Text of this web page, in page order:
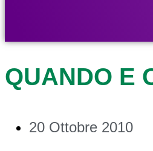
QUANDO E
20 Ottobre 2010